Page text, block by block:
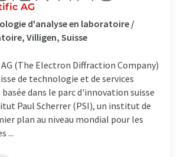
AG
d'analyse en laboratoire /
Villigen, Suisse
(The Electron Diffraction Company)
de technologie et de services
dans le parc d'innovation suisse
Paul Scherrer (PSI), un institut de
plan au niveau mondial pour les
...